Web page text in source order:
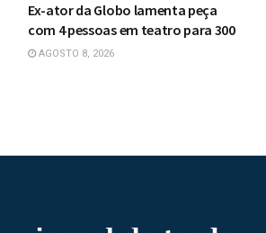
Ex-ator da Globo lamenta peça
com 4 pessoas em teatro para 300
AGOSTO 8, 2026